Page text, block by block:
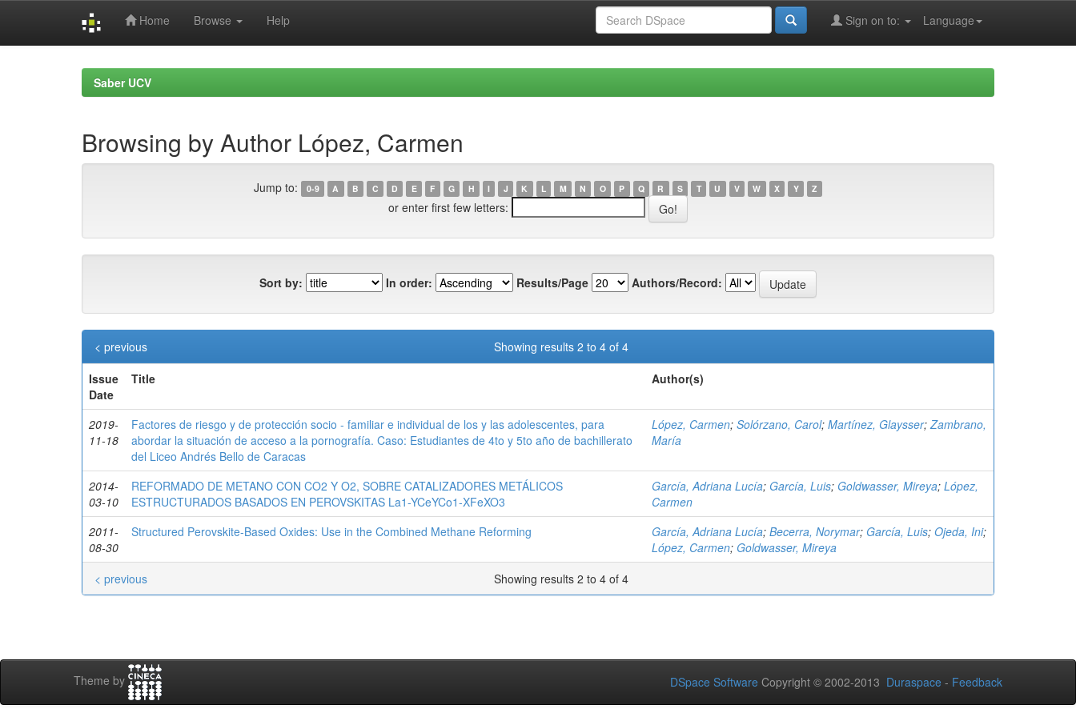
Home Browse Help Language
Sign on to:
Saber UCV
Browsing by Author López, Carmen
Jump to: 0-9 A B C D E F G H I J K L M N O P Q R S T U V W X Y Z
or enter first few letters:
Sort by: In order: Results/Page Authors/Record:
Showing results 2 to 4 of 4
< previous
Issue
Date
Title Author(s)
2019-
11-18
Factores de riesgo y de protección socio - familiar e individual de los y las adolescentes, para
abordar la situación de acceso a la pornografía. Caso: Estudiantes de 4to y 5to año de bachillerato
del Liceo Andrés Bello de Caracas
López, Carmen; Solórzano, Carol; Martínez, Glaysser;Zambrano,
María
2014-
03-10
REFORMADO DE METANO CON CO2 Y O2, SOBRE CATALIZADORES METÁLICOS
ESTRUCTURADOS BASADOS EN PEROVSKITAS La1-YCeYCo1-XFeXO3
García, Adriana Lucía; García, Luis; Goldwasser, Mireya; López,
Carmen
2011-
08-30
Structured Perovskite-Based Oxides: Use in the Combined Methane Reforming García, Adriana Lucía; Becerra, Norymar; García, Luis; Ojeda, Ini;
López, Carmen; Goldwasser, Mireya
Showing results 2 to 4 of 4
< previous
Theme by DSpace Software Copyright © 2002-2013 Duraspace - Feedback